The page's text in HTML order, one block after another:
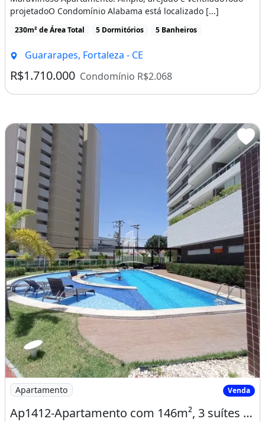
Recepção
Salão De Festas
Sauna
Alarme
Conexão À Internet
Rua Asfaltada
Área De Lazer
Escada
Churrasqueira
Piscina
Varanda
Área de serviço
projetadoO Condomínio Alabama está localizado [...]
230m² de Área Total 5 Dormitórios 5 Banheiros
Guararapes, Fortaleza - CE
R$1.710.000 Condomínio R$2.068
Imagem: Ap1412-Apartamento com 146m², 3 suítes
Apartamento Venda
Ap1412-Apartamento com 146m², 3 suítes à venda no Guararapes